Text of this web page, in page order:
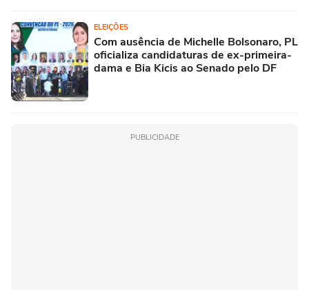
ELEIÇÕES
Com ausência de Michelle Bolsonaro, PL
oficializa candidaturas de ex-primeira-
dama e Bia Kicis ao Senado pelo DF
PUBLICIDADE